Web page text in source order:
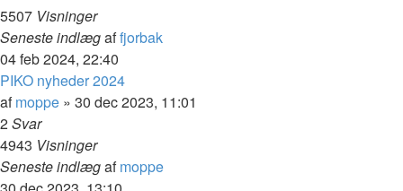
5507 Visninger
Seneste indlægaffjorbak
04 feb 2024, 22:40
PIKO nyheder 2024
afmoppe » 30 dec 2023, 11:01
2Svar
4943 Visninger
Seneste indlægafmoppe